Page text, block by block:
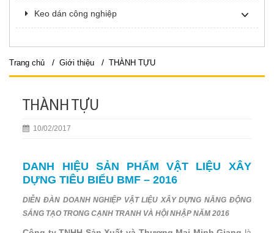
Keo dán công nghiệp
Trang chủ / Giới thiệu / THÀNH TỰU
THÀNH TỰU
10/02/2017
DANH HIỆU SẢN PHẨM VẬT LIỆU XÂY
DỰNG TIÊU BIỂU BMF – 2016
DIỄN ĐÀN DOANH NGHIỆP VẬT LIỆU XÂY DỰNG NĂNG ĐỘNG
SÁNG TẠO TRONG CẠNH TRANH VÀ HỘI NHẬP NĂM 2016